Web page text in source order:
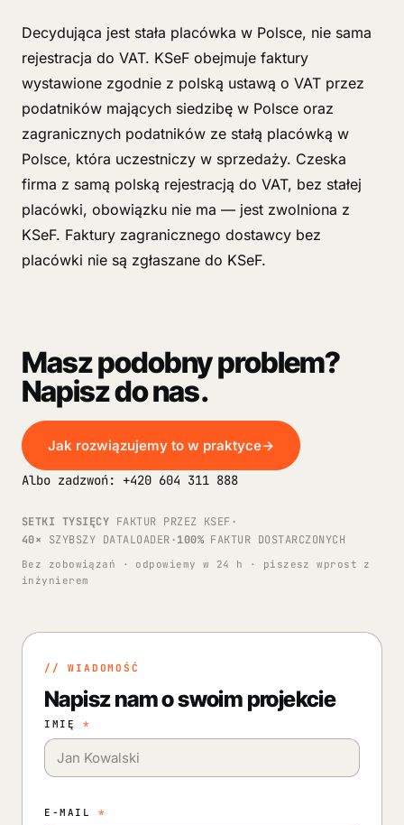
Decydująca jest stała placówka w Polsce, nie sama
rejestracja do VAT. KSeF obejmuje faktury
wystawione zgodnie z polską ustawą o VAT przez
podatników mających siedzibę w Polsce oraz
zagranicznych podatników ze stałą placówką w
Polsce, która uczestniczy w sprzedaży. Czeska
firma z samą polską rejestracją do VAT, bez stałej
placówki, obowiązku nie ma — jest zwolniona z
KSeF. Faktury zagranicznego dostawcy bez
placówki nie są zgłaszane do KSeF.
Masz podobny problem?
Napisz do nas.
Jak rozwiązujemy to w praktyce→
Albo zadzwoń: +420 604 311 888
SETKI TYSIĘCY FAKTUR PRZEZ KSEF·
40× SZYBSZY DATALOADER·100%FAKTUR DOSTARCZONYCH
Bez zobowiązań · odpowiemy w 24 h · piszesz wprost z
inżynierem
// WIADOMOŚĆ
Napisz nam o swoim projekcie
IMIĘ *
E-MAIL *